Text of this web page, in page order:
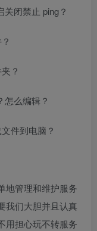
闭禁止 ping？
？
怎么编辑？
件到电脑？
地管理和维护服务
我们大胆并且认真
用担心玩不转服务